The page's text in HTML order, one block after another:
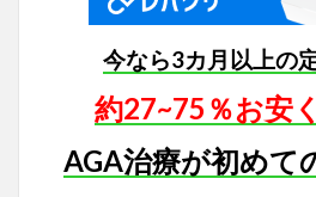
今なら3カ月以上の
約27~75％お安
AGA治療が初めて